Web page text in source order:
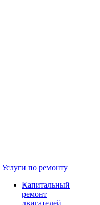
Услуги по ремонту
Капитальный
ремонт
двигателей